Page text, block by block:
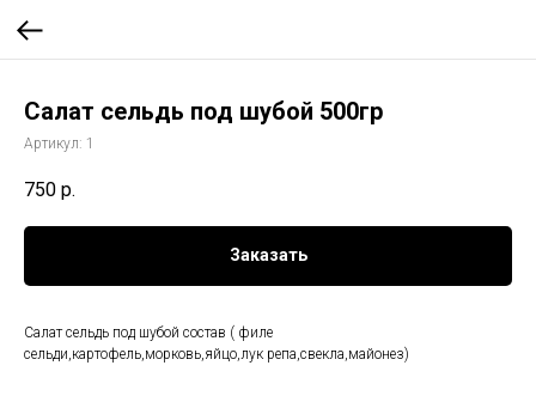
Салат сельдь под шубой 500гр
Артикул: 1
750 р.
Заказать
Салат сельдь под шубой состав ( филе
сельди,картофель,морковь,яйцо,лук репа,свекла,майонез)